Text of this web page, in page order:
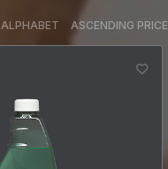
ALPHABET ASCENDING PRICE